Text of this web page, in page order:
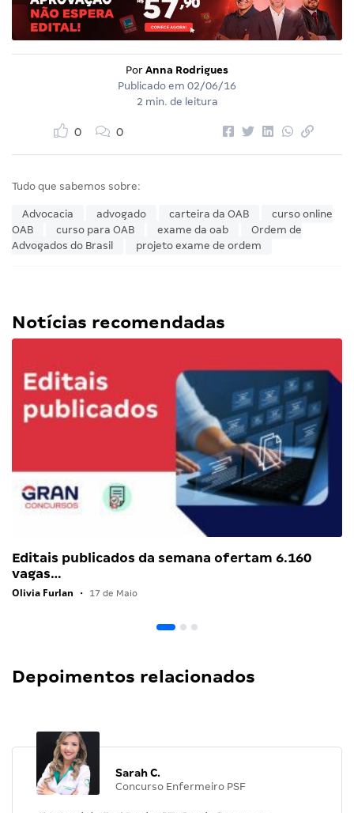
Por Anna Rodrigues
Publicado em 02/06/16
2 min. de leitura
0 0
Tudo que sabemos sobre:
Advocacia advogado carteira da OAB
curso online
OAB
curso para OAB exame da oab
Ordem de
Advogados do Brasil
projeto exame de ordem
Notícias recomendadas
Editais publicados da semana ofertam 6.160
vagas…
Olivia Furlan • 17 de Maio
Depoimentos relacionados
Sarah C.
Concurso Enfermeiro PSF